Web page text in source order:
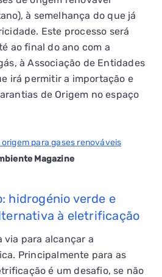
à semelhança do que já
Este processo será
ao final do ano com a
à Associação de Entidades
irá permitir a importação e
de Origem no espaço
para gases renováveis
Magazine
hidrogénio verde e
à eletrificação
via para alcançar a
Principalmente para as
é um desafio, se não